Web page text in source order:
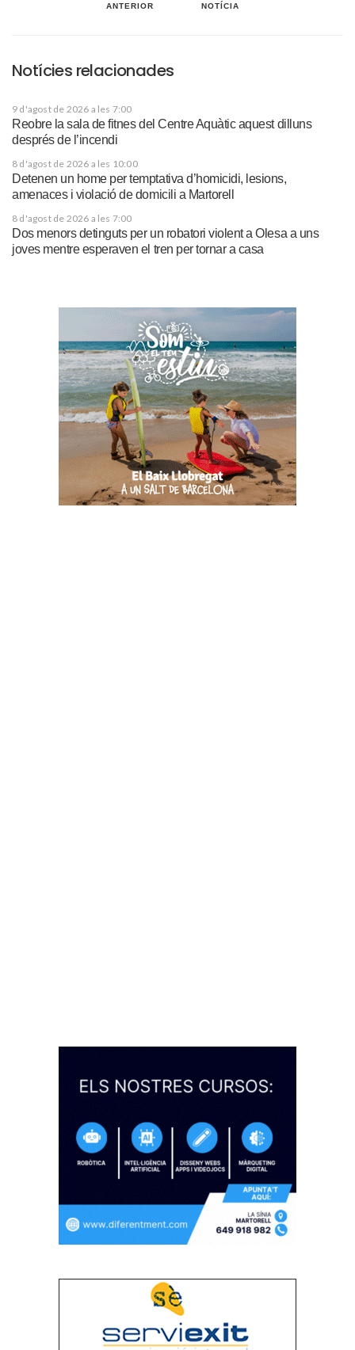
ANTERIOR NOTÍCIA
Notícies relacionades
9 d'agost de 2026 a les 7:00
Reobre la sala de fitnes del Centre Aquàtic aquest dilluns
després de l’incendi
8 d'agost de 2026 a les 10:00
Detenen un home per temptativa d’homicidi, lesions,
amenaces i violació de domicili a Martorell
8 d'agost de 2026 a les 7:00
Dos menors detinguts per un robatori violent a Olesa a uns
joves mentre esperaven el tren per tornar a casa